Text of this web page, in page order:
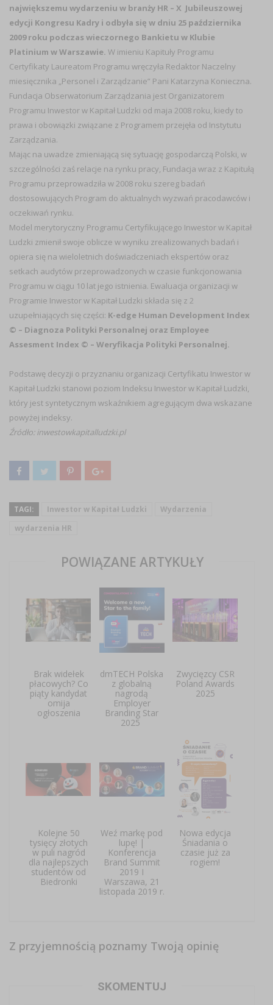
największemu wydarzeniu w branży HR – X Jubileuszowej
edycji Kongresu Kadry i odbyła się w dniu 25 października
2009 roku podczas wieczornego Bankietu w Klubie
Platinium w Warszawie. W imieniu Kapituły Programu
Certyfikaty Laureatom Programu wręczyła Redaktor Naczelny
miesięcznika „Personel i Zarządzanie” Pani Katarzyna Konieczna.
Fundacja Obserwatorium Zarządzania jest Organizatorem
Programu Inwestor w Kapitał Ludzki od maja 2008 roku, kiedy to
prawa i obowiązki związane z Programem przejęła od Instytutu
Zarządzania.
Mając na uwadze zmieniającą się sytuację gospodarczą Polski, w
szczególności zaś relacje na rynku pracy, Fundacja wraz z Kapitułą
Programu przeprowadziła w 2008 roku szereg badań
dostosowujących Program do aktualnych wyzwań pracodawców i
oczekiwań rynku.
Model merytoryczny Programu Certyfikującego Inwestor w Kapitał
Ludzki zmienił swoje oblicze w wyniku zrealizowanych badań i
opiera się na wieloletnich doświadczeniach ekspertów oraz
setkach audytów przeprowadzonych w czasie funkcjonowania
Programu w ciągu 10 lat jego istnienia. Ewaluacja organizacji w
Programie Inwestor w Kapitał Ludzki składa się z 2
uzupełniających się części: K-edge Human Development Index
© – Diagnoza Polityki Personalnej oraz Employee
Assesment Index © – Weryfikacja Polityki Personalnej.
Podstawę decyzji o przyznaniu organizacji Certyfikatu Inwestor w
Kapitał Ludzki stanowi poziom Indeksu Inwestor w Kapitał Ludzki,
który jest syntetycznym wskaźnikiem agregującym dwa wskazane
powyżej indeksy.
Źródło: inwestowkapitalludzki.pl
TAGI: Inwestor w Kapitał Ludzki
Wydarzenia
wydarzenia HR
POWIĄZANE ARTYKUŁY
Brak widełek
płacowych? Co
piąty kandydat
omija
ogłoszenia
dmTECH Polska
z globalną
nagrodą
Employer
Branding Star
2025
Zwycięzcy CSR
Poland Awards
2025
Kolejne 50
tysięcy złotych
w puli nagród
dla najlepszych
studentów od
Biedronki
Weź markę pod
lupę! |
Konferencja
Brand Summit
2019 I
Warszawa, 21
listopada 2019 r.
Nowa edycja
Śniadania o
czasie już za
rogiem!
Z przyjemnością poznamy Twoją opinię
SKOMENTUJ